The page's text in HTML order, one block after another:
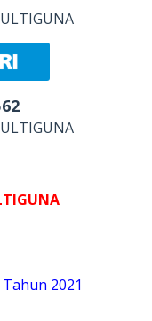
2021